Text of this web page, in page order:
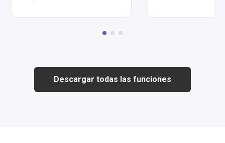
PDF by saving or exporting it
within the app. If you don't have
Excel, you can use Google
most favorable
xls or xlsx.
Excel is crucial for
Descargar todas las funciones